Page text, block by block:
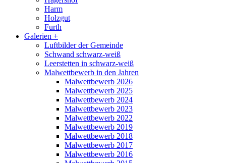
Harm
Holzgut
Furth
Galerien +
Luftbilder der Gemeinde
Schwand schwarz-weiß
Leerstetten in schwarz-weiß
Malwettbewerb in den Jahren
Malwettbewerb 2026
Malwettbewerb 2025
Malwettbewerb 2024
Malwettbewerb 2023
Malwettbewerb 2022
Malwettbewerb 2019
Malwettbewerb 2018
Malwettbewerb 2017
Malwettbewerb 2016